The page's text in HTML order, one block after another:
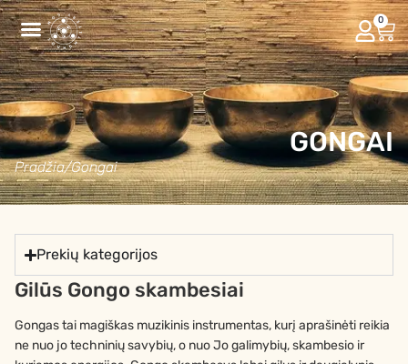
0
GONGAI
Pradžia/Gongai
Prekių kategorijos
Gilūs Gongo skambesiai
Gongas tai magiškas muzikinis instrumentas, kurį aprašinėti reikia
ne nuo jo techninių savybių, o nuo Jo galimybių, skambesio ir